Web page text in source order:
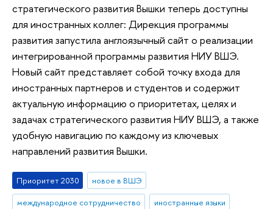
стратегического развития Вышки теперь доступны
для иностранных коллег: Дирекция программы
развития запустила англоязычный сайт о реализации
интегрированной программы развития НИУ ВШЭ.
Новый сайт представляет собой точку входа для
иностранных партнеров и студентов и содержит
актуальную информацию о приоритетах, целях и
задачах стратегического развития НИУ ВШЭ, а также
удобную навигацию по каждому из ключевых
направлений развития Вышки.
Приоритет 2030
новое в ВШЭ
международное сотрудничество
иностранные языки